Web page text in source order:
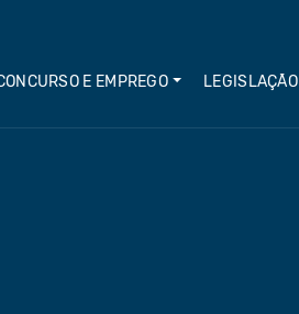
E EMPREGO LEGISLAÇÃO